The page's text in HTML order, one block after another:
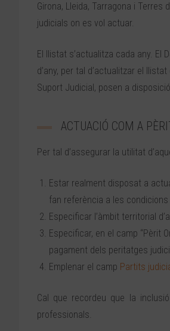
Girona, Lleida, Tarragona i
judicials on es vol actuar.
El llistat s’actualitza cada any. El
d’any, per tal d’actualitzar el
Suport Judicial, posen a
ACTUACIÓ COM A
Per tal d’assegurar la utilitat
Estar realment disposat a
fan referència a les
Especificar l’àmbit territorial
Especificar, en el camp “Pèrit
pagament dels peritatges
Emplenar el camp Partits
Cal que recordeu que la
professionals.